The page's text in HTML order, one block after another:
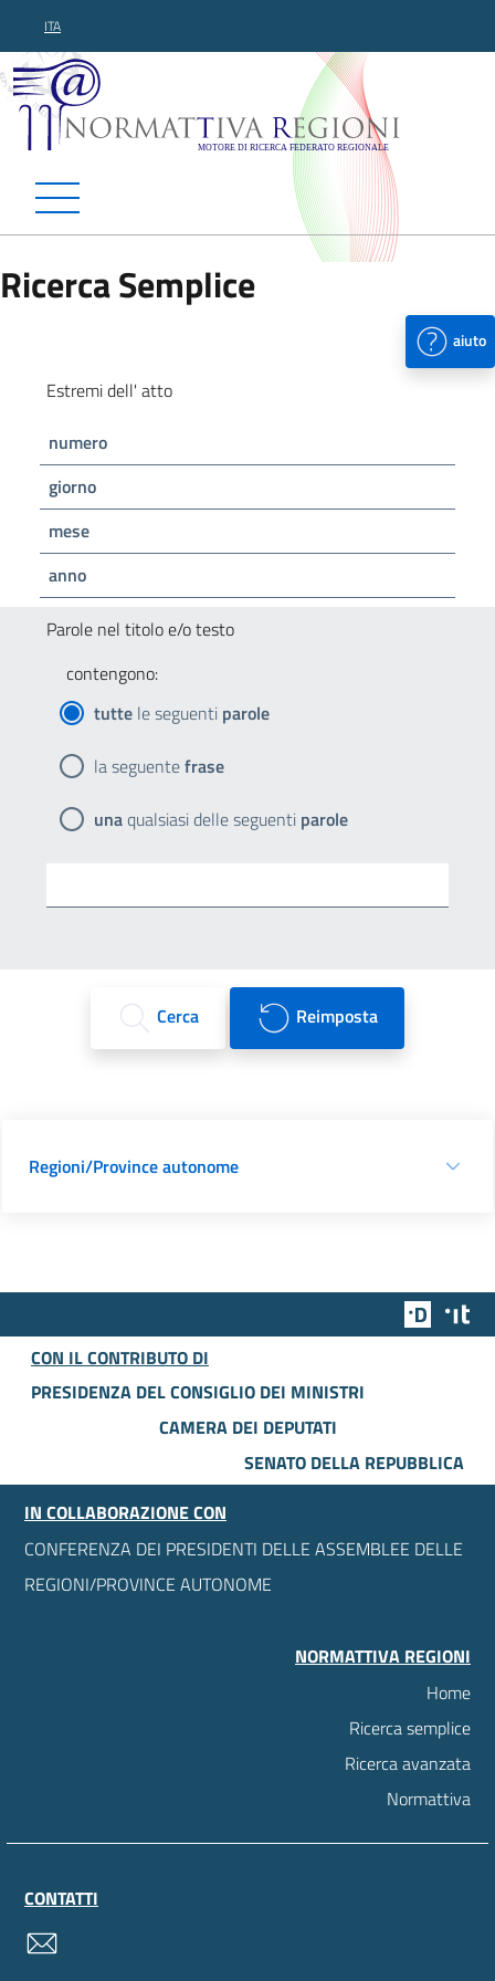
ITA
Normattiva Regioni -
Ricerca Semplice
aiuto
Estremi dell' atto
numero
giorno
mese
anno
Parole nel titolo e/o testo
contengono:
tutte le seguenti parole
la seguentefrase
unaqualsiasi delle seguenti parole
Cerca Reimposta
Regioni/Province autonome
Team
CON IL CONTRIBUTO DI
PRESIDENZA DEL CONSIGLIO DEI MINISTRI
CAMERA DEI DEPUTATI
SENATO DELLA REPUBBLICA
IN COLLABORAZIONE CON
CONFERENZA DEI PRESIDENTI DELLE ASSEMBLEE DELLE
REGIONI/PROVINCE AUTONOME
NORMATTIVA REGIONI
Home
Ricerca semplice
Ricerca avanzata
Normattiva
CONTATTI